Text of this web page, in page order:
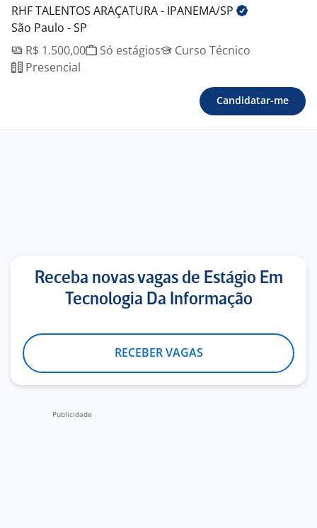
RHF TALENTOS ARAÇATURA - IPANEMA/SP
São Paulo - SP
R$ 1.500,00
Só estágios
Curso Técnico
Presencial
Candidatar-me
Receba novas vagas de Estágio Em
Tecnologia Da Informação
RECEBER VAGAS